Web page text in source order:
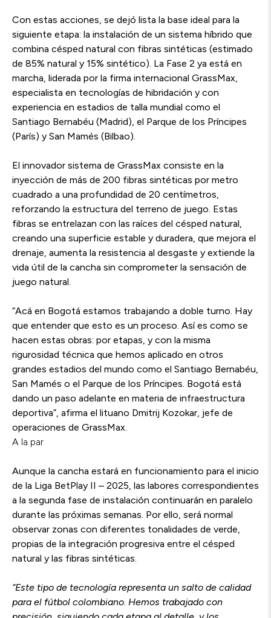
Con estas acciones, se dejó lista la base ideal para la
siguiente etapa: la instalación de un sistema híbrido que
combina césped natural con fibras sintéticas (estimado
de 85% natural y 15% sintético). La Fase 2 ya está en
marcha, liderada por la firma internacional GrassMax,
especialista en tecnologías de hibridación y con
experiencia en estadios de talla mundial como el
Santiago Bernabéu (Madrid), el Parque de los Príncipes
(París) y San Mamés (Bilbao).
El innovador sistema de GrassMax consiste en la
inyección de más de 200 fibras sintéticas por metro
cuadrado a una profundidad de 20 centímetros,
reforzando la estructura del terreno de juego. Estas
fibras se entrelazan con las raíces del césped natural,
creando una superficie estable y duradera, que mejora el
drenaje, aumenta la resistencia al desgaste y extiende la
vida útil de la cancha sin comprometer la sensación de
juego natural.
“Acá en Bogotá estamos trabajando a doble turno. Hay
que entender que esto es un proceso. Así es como se
hacen estas obras: por etapas, y con la misma
rigurosidad técnica que hemos aplicado en otros
grandes estadios del mundo como el Santiago Bernabéu,
San Mamés o el Parque de los Príncipes. Bogotá está
dando un paso adelante en materia de infraestructura
deportiva”, afirma el lituano Dmitrij Kozokar, jefe de
operaciones de GrassMax.
A la par
Aunque la cancha estará en funcionamiento para el inicio
de la Liga BetPlay II – 2025, las labores correspondientes
a la segunda fase de instalación continuarán en paralelo
durante las próximas semanas. Por ello, será normal
observar zonas con diferentes tonalidades de verde,
propias de la integración progresiva entre el césped
natural y las fibras sintéticas.
“Este tipo de tecnología representa un salto de calidad
para el fútbol colombiano. Hemos trabajado con